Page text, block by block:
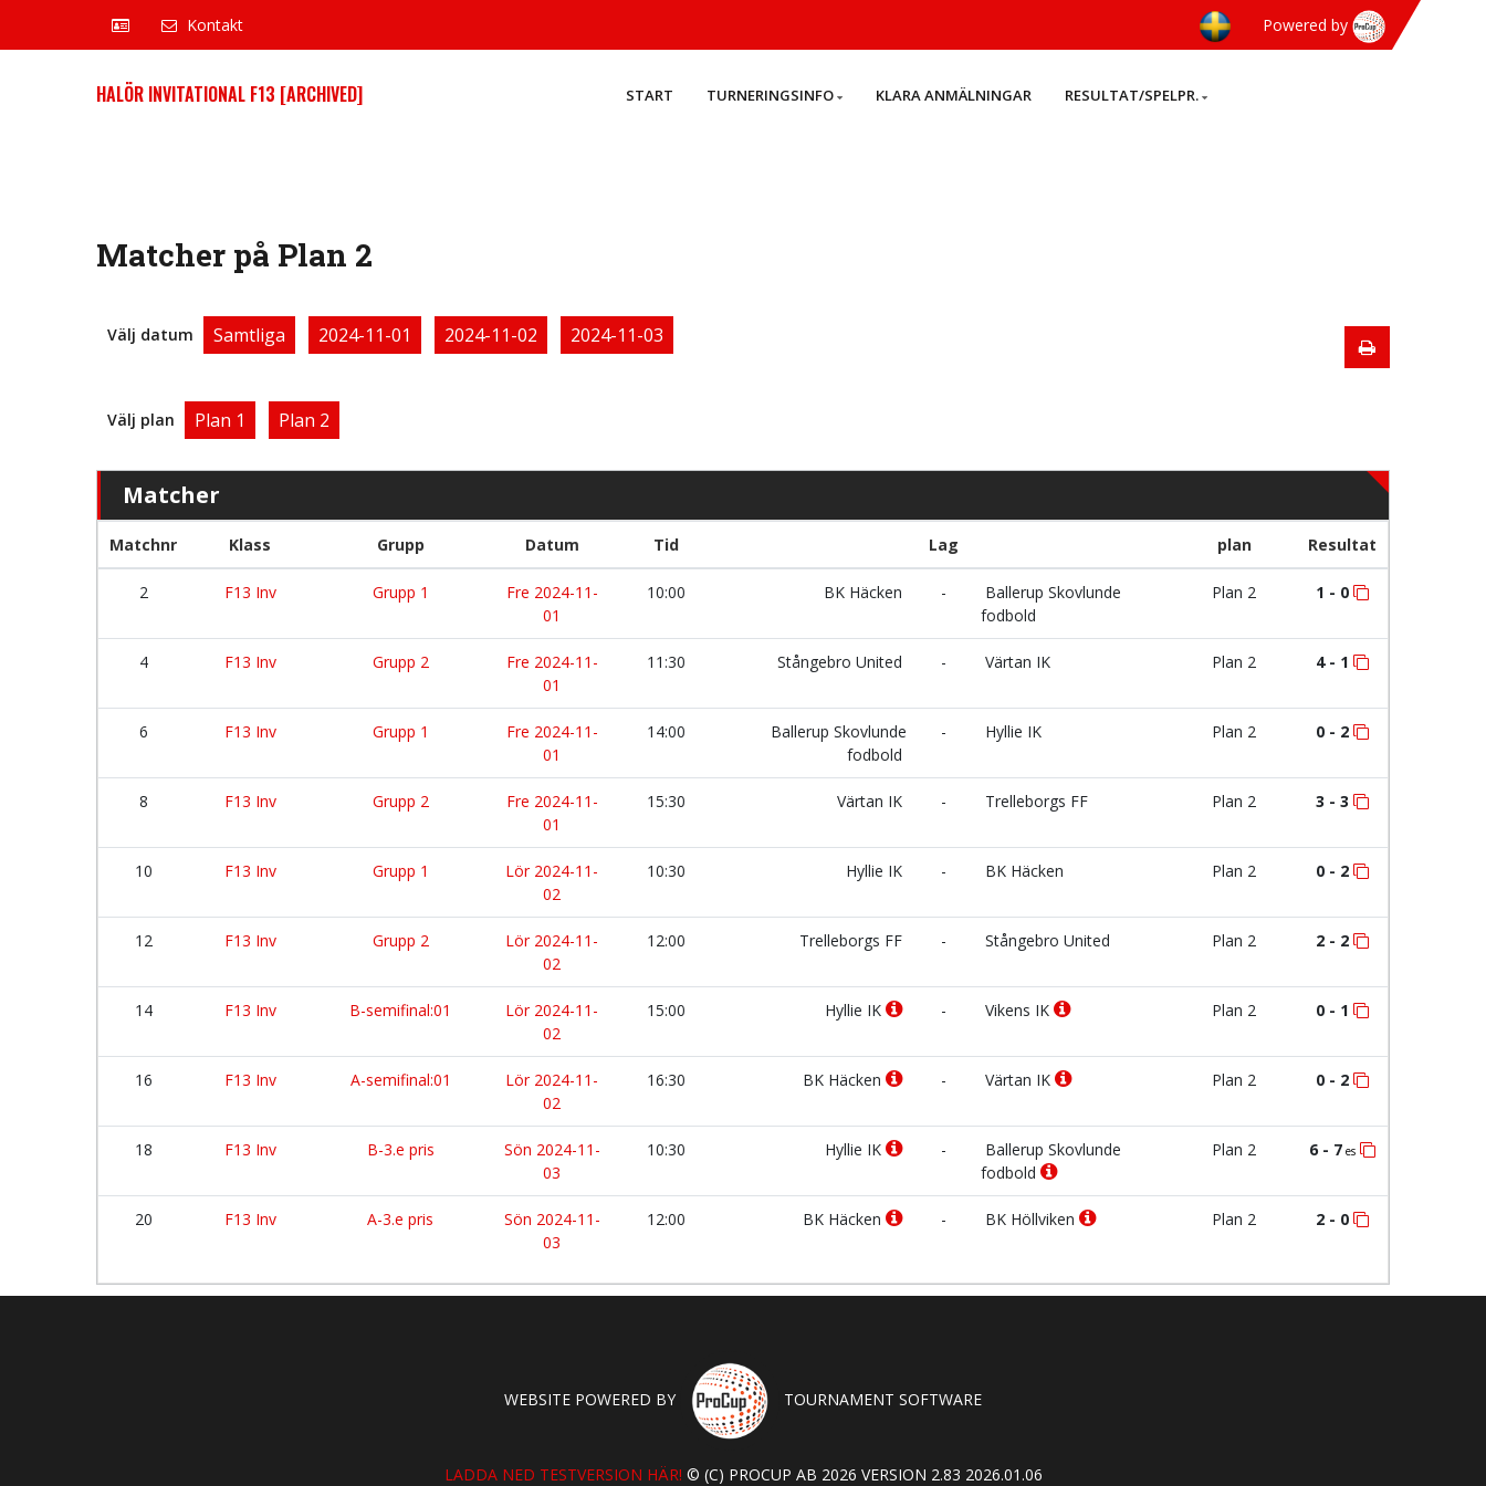
Kontakt Powered by
HALÖR INVITATIONAL F13 [ARCHIVED] START TURNERINGSINFO KLARA ANMÄLNINGAR RESULTAT/SPELPR.
Matcher på Plan 2
Välj datum Samtliga 2024-11-01 2024-11-02 2024-11-03
Välj plan Plan 1 Plan 2
Matcher
Matchnr Klass Grupp Datum Tid Lag plan Resultat
2 F13 Inv Grupp 1
Fre 2024-11-
01
10:00 BK Häcken -
Ballerup Skovlunde
fodbold
Plan 2 1 - 0
4 F13 Inv Grupp 2
Fre 2024-11-
01
11:30 Stångebro United - Värtan IK Plan 2 4 - 1
6 F13 Inv Grupp 1
Fre 2024-11-
01
14:00
Ballerup Skovlunde
fodbold
- Hyllie IK Plan 2 0 - 2
8 F13 Inv Grupp 2
Fre 2024-11-
01
15:30 Värtan IK - Trelleborgs FF Plan 2 3 - 3
10 F13 Inv Grupp 1
Lör 2024-11-
02
10:30 Hyllie IK - BK Häcken Plan 2 0 - 2
12 F13 Inv Grupp 2
Lör 2024-11-
02
12:00 Trelleborgs FF - Stångebro United Plan 2 2 - 2
14 F13 Inv B-semifinal:01
Lör 2024-11-
02
15:00 Hyllie IK - Vikens IK Plan 2 0 - 1
16 F13 Inv A-semifinal:01
Lör 2024-11-
02
16:30 BK Häcken - Värtan IK Plan 2 0 - 2
18 F13 Inv B-3.e pris
Sön 2024-11-
03
10:30 Hyllie IK -
Ballerup Skovlunde
fodbold
Plan 2 6 - 7 es
20 F13 Inv A-3.e pris
Sön 2024-11-
03
12:00 BK Häcken - BK Höllviken Plan 2 2 - 0
WEBSITE POWERED BY TOURNAMENT SOFTWARE
LADDA NED TESTVERSION HÄR! © (C) PROCUP AB 2026 VERSION 2.83 2026.01.06